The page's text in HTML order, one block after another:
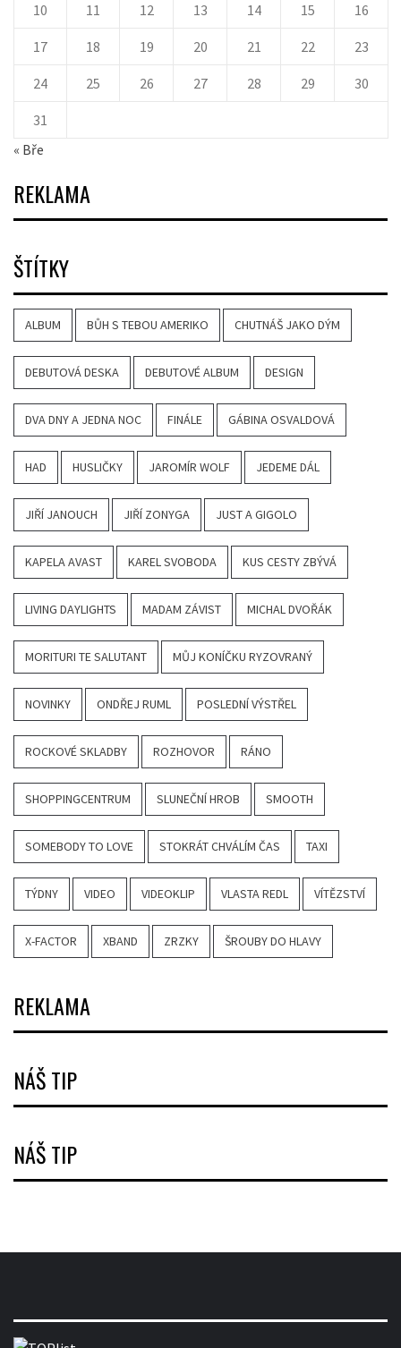
10 11 12 13 14 15 16
17 18 19 20 21 22 23
24 25 26 27 28 29 30
31
« Bře
REKLAMA
ŠTÍTKY
ALBUM BŮH S TEBOU AMERIKO CHUTNÁŠ JAKO DÝM
DEBUTOVÁ DESKA DEBUTOVÉ ALBUM DESIGN
DVA DNY A JEDNA NOC FINÁLE GÁBINA OSVALDOVÁ
HAD HUSLIČKY JAROMÍR WOLF JEDEME DÁL
JIŘÍ JANOUCH JIŘÍ ZONYGA JUST A GIGOLO
KAPELA AVAST KAREL SVOBODA KUS CESTY ZBÝVÁ
LIVING DAYLIGHTS MADAM ZÁVIST MICHAL DVOŘÁK
MORITURI TE SALUTANT MŮJ KONÍČKU RYZOVRANÝ
NOVINKY ONDŘEJ RUML POSLEDNÍ VÝSTŘEL
ROCKOVÉ SKLADBY ROZHOVOR RÁNO
SHOPPINGCENTRUM SLUNEČNÍ HROB SMOOTH
SOMEBODY TO LOVE STOKRÁT CHVÁLÍM ČAS TAXI
TÝDNY VIDEO VIDEOKLIP VLASTA REDL VÍTĚZSTVÍ
X-FACTOR XBAND ZRZKY ŠROUBY DO HLAVY
REKLAMA
NÁŠ TIP
NÁŠ TIP